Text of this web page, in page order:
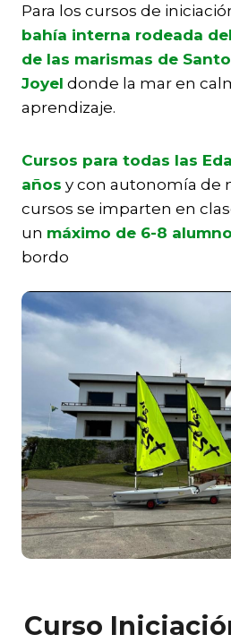
Para los cursos de
bahía interna rodeada
de las marismas de
Joyel donde la mar en
aprendizaje.
Cursos para todas las
años y con autonomía de
cursos se imparten en
un máximo de 6-8
bordo
Curso